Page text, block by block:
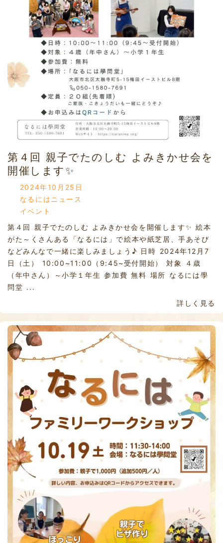
第４回 親子でたのしむ よみきかせ会を
開催します✨
2024年10月25日
なるにはニュース
イベント
第４回 親子でたのしむ よみきかせ会を開催します✨ 絵本
がた～くさんある「なるには」で絵本や紙芝居、手あそび
などみんなで一緒に楽しみましょう♪ 日時 2024年12月7
日（土） 10:00~11:00（9:45~受付開始） 対象 ４歳
（年中さん）～小学１年生 参加費 無料 場所 なるには學
問堂 ...
詳しく見る